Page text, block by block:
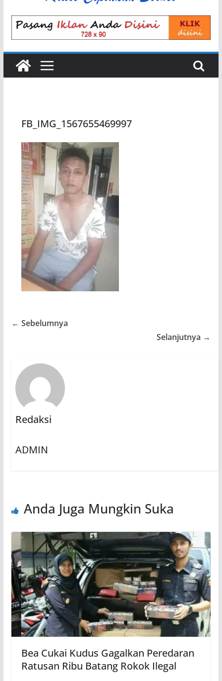
FB_IMG_1567655469997
← Sebelumnya
Selanjutnya →
Redaksi
ADMIN
Anda Juga Mungkin Suka
Bea Cukai Kudus Gagalkan Peredaran
Ratusan Ribu Batang Rokok Ilegal